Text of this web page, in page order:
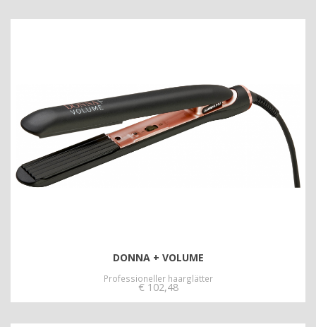
DONNA + VOLUME
Professioneller haarglätter
€ 102,48